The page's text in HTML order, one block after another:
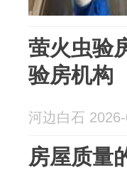
萤火虫验
验房机构
河边白石
房屋质量